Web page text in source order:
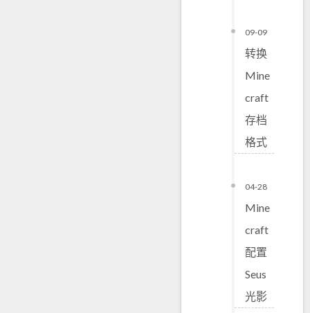
09-09
转换
Mine
craft
存档
格式
04-28
Mine
craft
配置
Seus
光影